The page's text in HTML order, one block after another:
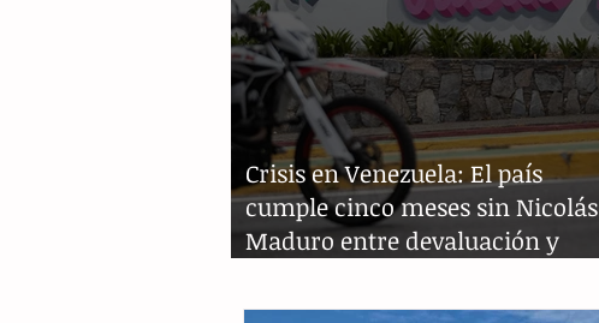
Crisis en Venezuela: El país
cumple cinco meses sin Nicolás
Maduro entre devaluación y